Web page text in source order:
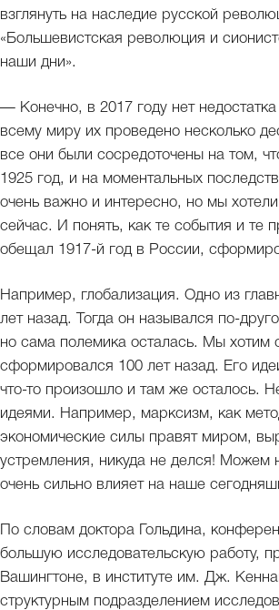
взглянуть на наследие русской
«Большевистская революция и
наши дни».
— Конечно, в 2017 году нет
всему миру их проведено несколько
все они были сосредоточены на том,
1925 год, и на моментальных
очень важно и интересно, но мы
сейчас. И понять, как те события и те
обещал 1917-й год в России,
Например, глобализация. Одно из
лет назад. Тогда он назывался по-
но сама полемика осталась. Мы
сформировался 100 лет назад. Его
что-то произошло и там же осталось.
идеями. Например, марксизм, как
экономические силы правят миром,
устремления, никуда не делся! Можем
очень сильно влияет на наше
По словам доктора Гольдина,
большую исследовательскую работу,
Вашингтоне, в институте им. Дж.
структурным подразделением